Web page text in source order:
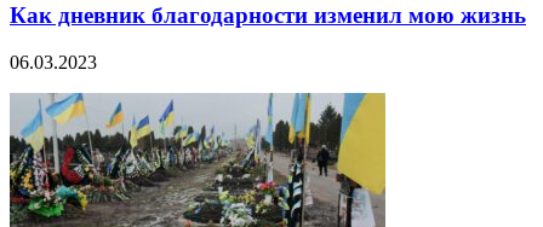
Как дневник благодарности изменил мою жизнь
06.03.2023